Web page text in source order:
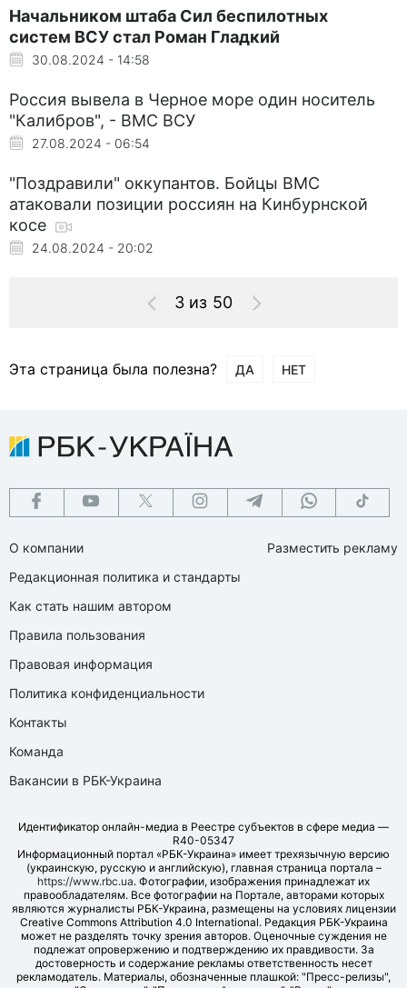
Начальником штаба Сил беспилотных
систем ВСУ стал Роман Гладкий
30.08.2024 - 14:58
Россия вывела в Черное море один носитель
"Калибров", - ВМС ВСУ
27.08.2024 - 06:54
"Поздравили" оккупантов. Бойцы ВМС
атаковали позиции россиян на Кинбурнской
косе
24.08.2024 - 20:02
3 из 50
Эта страница была полезна? ДА НЕТ
О компании
Редакционная политика и стандарты
Как стать нашим автором
Правила пользования
Правовая информация
Политика конфиденциальности
Контакты
Команда
Вакансии в РБК-Украина
Разместить рекламу
Идентификатор онлайн-медиа в Реестре субъектов в сфере медиа —
R40-05347
Информационный портал «РБК-Украина» имеет трехязычную версию
(украинскую, русскую и английскую), главная страница портала –
https://www.rbc.ua. Фотографии, изображения принадлежат их
правообладателям. Все фотографии на Портале, авторами которых
являются журналисты РБК-Украина, размещены на условиях лицензии
Creative Commons Attribution 4.0 International. Редакция РБК-Украина
может не разделять точку зрения авторов. Оценочные суждения не
подлежат опровержению и подтверждению их правдивости. За
достоверность и содержание рекламы ответственность несет
рекламодатель. Материалы, обозначенные плашкой: "Пресс-релизы",